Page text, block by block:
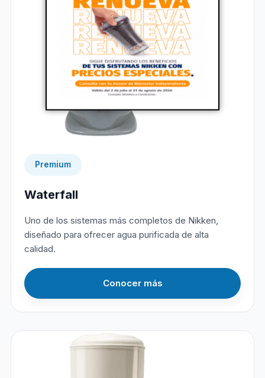
Premium
Waterfall
Uno de los sistemas más completos de Nikken,
diseñado para ofrecer agua purificada de alta
calidad.
Conocer más